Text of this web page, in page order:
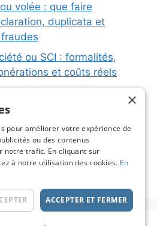
volée : que faire
duplicata et
ou SCI : formalités,
et coûts réels
d’identification, plaques
carte grise : étapes
et astuces pour éviter les
×
pour améliorer votre expérience de
ou des contenus
notre trafic. En cliquant sur
à notre utilisation des cookies. En
ACCEPTER ET FERMER